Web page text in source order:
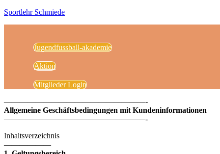
Sportlehr Schmiede
Jugendfussball-akademie
Aktion
Mitglieder Login
——————————————————-
Allgemeine Geschäftsbedingungen mit Kundeninformationen
——————————————————-
Inhaltsverzeichnis
——————